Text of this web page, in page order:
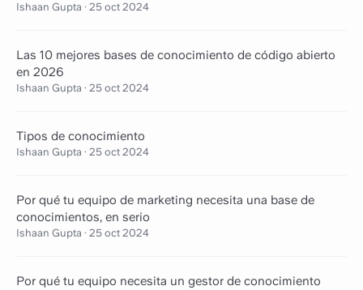
Ishaan Gupta · 25 oct 2024
Las 10 mejores bases de conocimiento de código abierto
en 2026
Ishaan Gupta · 25 oct 2024
Tipos de conocimiento
Ishaan Gupta · 25 oct 2024
Por qué tu equipo de marketing necesita una base de
conocimientos, en serio
Ishaan Gupta · 25 oct 2024
Por qué tu equipo necesita un gestor de conocimiento